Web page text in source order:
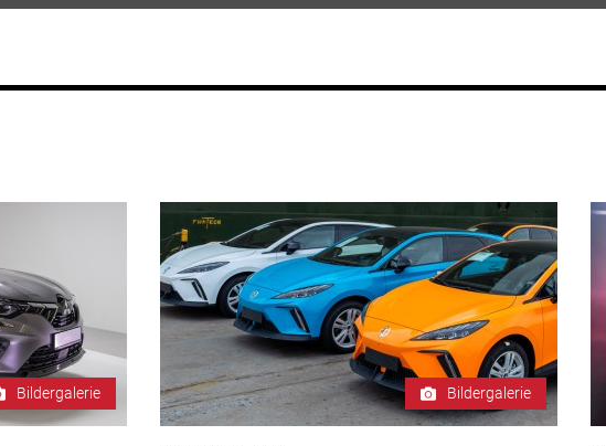
Bildergalerie Bildergalerie